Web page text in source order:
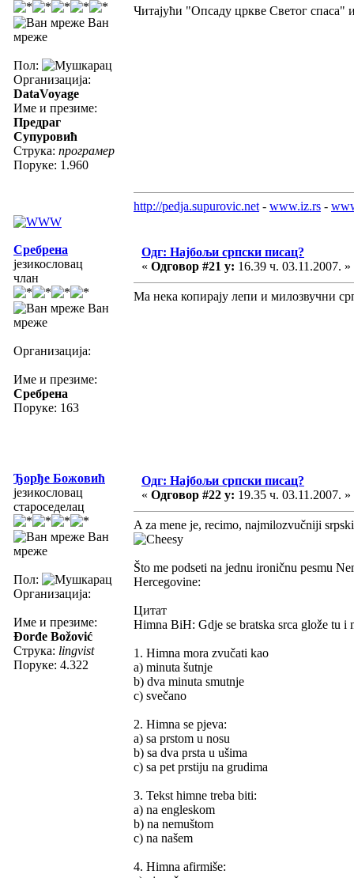
Ван
мреже
Пол:
Организација:
DataVoyage
Име и презиме:
Предраг
Супуровић
Струка: програмер
Поруке: 1.960
Читајући "Опсаду цркве Светог спаса"
http://pedja.supurovic.net - www.iz.rs -
Сребрена
језикословац
члан
Ван
мреже
Организација:
Име и презиме:
Сребрена
Поруке: 163
Одг: Најбољи српски писац?
« Одговор #21 у: 16.39 ч. 03.11.2007. »
Ма нека копирају лепи и милозвучни
Ђорђе Божовић
језикословац
староседелац
Ван
мреже
Пол:
Организација:
Име и презиме:
Đorđe Božović
Струка: lingvist
Поруке: 4.322
Одг: Најбољи српски писац?
« Одговор #22 у: 19.35 ч. 03.11.2007. »
A za mene je, recimo, najmilozvučniji
Što me podseti na jednu ironičnu pesmu
Hercegovine:
Цитат
Himna BiH: Gdje se bratska srca glože tu i
1. Himna mora zvučati kao
a) minuta šutnje
b) dva minuta smutnje
c) svečano
2. Himna se pjeva:
a) sa prstom u nosu
b) sa dva prsta u ušima
c) sa pet prstiju na grudima
3. Tekst himne treba biti:
a) na engleskom
b) na nemuštom
c) na našem
4. Himna afirmiše: